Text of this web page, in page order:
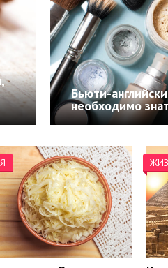
Бьюти-
необходимо